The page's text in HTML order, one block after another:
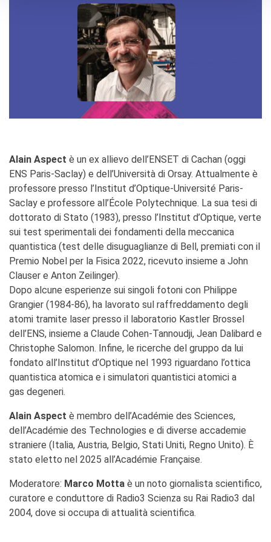
Alain Aspect è un ex allievo dell’ENSET di Cachan (oggi
ENS Paris-Saclay) e dell’Università di Orsay. Attualmente è
professore presso l’Institut d’Optique-Université Paris-
Saclay e professore all’École Polytechnique. La sua tesi di
dottorato di Stato (1983), presso l’Institut d’Optique, verte
sui test sperimentali dei fondamenti della meccanica
quantistica (test delle disuguaglianze di Bell, premiati con il
Premio Nobel per la Fisica 2022, ricevuto insieme a John
Clauser e Anton Zeilinger).
Dopo alcune esperienze sui singoli fotoni con Philippe
Grangier (1984-86), ha lavorato sul raffreddamento degli
atomi tramite laser presso il laboratorio Kastler Brossel
dell’ENS, insieme a Claude Cohen-Tannoudji, Jean Dalibard e
Christophe Salomon. Infine, le ricerche del gruppo da lui
fondato all’Institut d’Optique nel 1993 riguardano l’ottica
quantistica atomica e i simulatori quantistici atomici a
gas degeneri.
Alain Aspect è membro dell’Académie des Sciences,
dell’Académie des Technologies e di diverse accademie
straniere (Italia, Austria, Belgio, Stati Uniti, Regno Unito). È
stato eletto nel 2025 all’Académie Française.
Moderatore: Marco Motta è un noto giornalista scientifico,
curatore e conduttore di Radio3 Scienza su Rai Radio3 dal
2004, dove si occupa di attualità scientifica.